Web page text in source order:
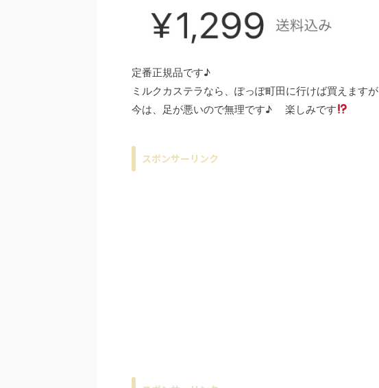
定番正規品です♪
ミルクカステラなら、ぽっぽ町田に行けば買えますが
今は、足が悪いので無理です♪ 楽しみです
スポンサーリンク